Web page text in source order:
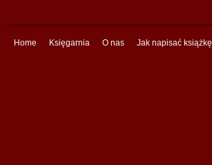
Home Księgarnia O nas Jak napisać książkę